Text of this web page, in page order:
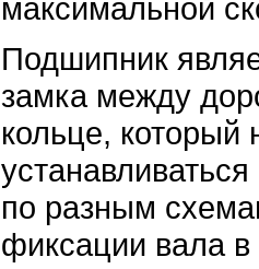
максимальной
Подшипник
замка между
кольце,
по разным
фиксации вала